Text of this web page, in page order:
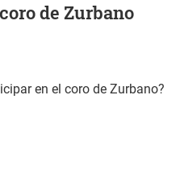
de Zurbano
en el coro de Zurbano?